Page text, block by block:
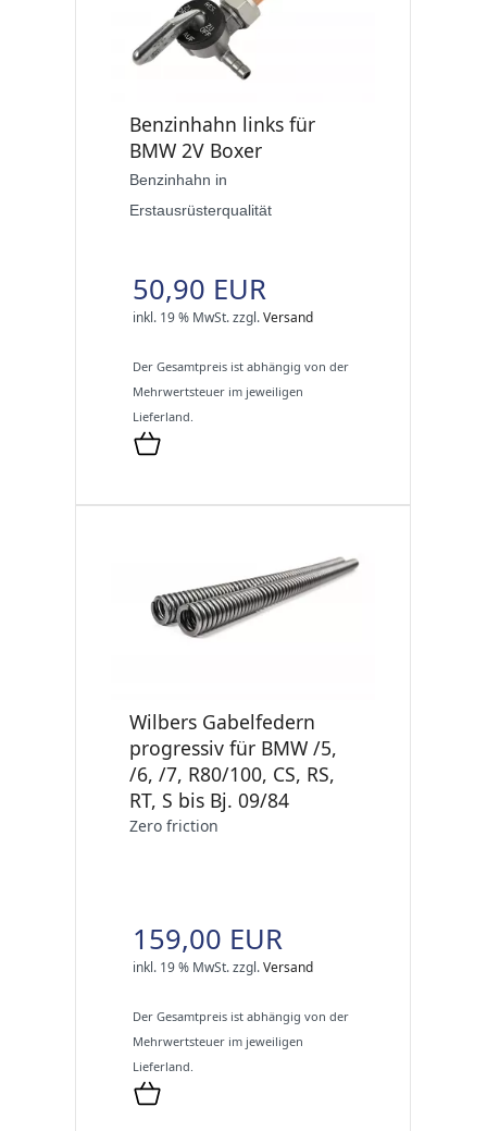
Benzinhahn links für
BMW 2V Boxer
Benzinhahn in
Erstausrüsterqualität
50,90 EUR
inkl. 19 % MwSt.zzgl.Versand
Der Gesamtpreis ist abhängig von der
Mehrwertsteuer im jeweiligen
Lieferland.
Wilbers Gabelfedern
progressiv für BMW /5,
/6, /7, R80/100, CS, RS,
RT, S bis Bj. 09/84
Zero friction
159,00 EUR
inkl. 19 % MwSt.zzgl.Versand
Der Gesamtpreis ist abhängig von der
Mehrwertsteuer im jeweiligen
Lieferland.